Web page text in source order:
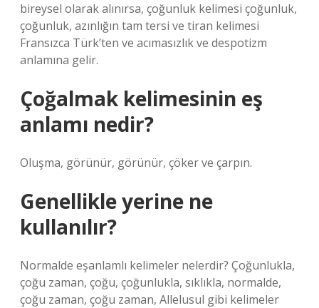
bireysel olarak alınırsa, çoğunluk kelimesi çoğunluk,
çoğunluk, azınlığın tam tersi ve tiran kelimesi
Fransızca Türk’ten ve acımasızlık ve despotizm
anlamına gelir.
Çoğalmak kelimesinin eş
anlamı nedir?
Oluşma, görünür, görünür, çöker ve çarpın.
Genellikle yerine ne
kullanılır?
Normalde eşanlamlı kelimeler nelerdir? Çoğunlukla,
çoğu zaman, çoğu, çoğunlukla, sıklıkla, normalde,
çoğu zaman, çoğu zaman, Allelusul gibi kelimeler